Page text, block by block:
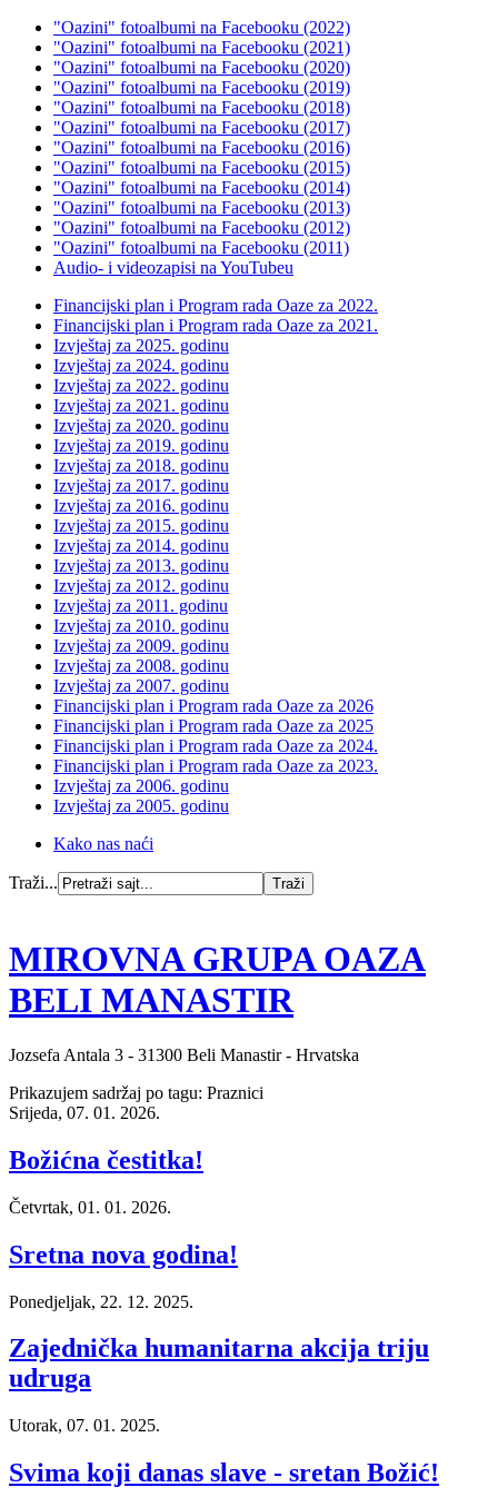
"Oazini" fotoalbumi na Facebooku (2022)
"Oazini" fotoalbumi na Facebooku (2021)
"Oazini" fotoalbumi na Facebooku (2020)
"Oazini" fotoalbumi na Facebooku (2019)
"Oazini" fotoalbumi na Facebooku (2018)
"Oazini" fotoalbumi na Facebooku (2017)
"Oazini" fotoalbumi na Facebooku (2016)
"Oazini" fotoalbumi na Facebooku (2015)
"Oazini" fotoalbumi na Facebooku (2014)
"Oazini" fotoalbumi na Facebooku (2013)
"Oazini" fotoalbumi na Facebooku (2012)
"Oazini" fotoalbumi na Facebooku (2011)
Audio- i videozapisi na YouTubeu
Financijski plan i Program rada Oaze za 2022.
Financijski plan i Program rada Oaze za 2021.
Izvještaj za 2025. godinu
Izvještaj za 2024. godinu
Izvještaj za 2022. godinu
Izvještaj za 2021. godinu
Izvještaj za 2020. godinu
Izvještaj za 2019. godinu
Izvještaj za 2018. godinu
Izvještaj za 2017. godinu
Izvještaj za 2016. godinu
Izvještaj za 2015. godinu
Izvještaj za 2014. godinu
Izvještaj za 2013. godinu
Izvještaj za 2012. godinu
Izvještaj za 2011. godinu
Izvještaj za 2010. godinu
Izvještaj za 2009. godinu
Izvještaj za 2008. godinu
Izvještaj za 2007. godinu
Financijski plan i Program rada Oaze za 2026
Financijski plan i Program rada Oaze za 2025
Financijski plan i Program rada Oaze za 2024.
Financijski plan i Program rada Oaze za 2023.
Izvještaj za 2006. godinu
Izvještaj za 2005. godinu
Kako nas naći
Traži...
MIROVNA GRUPA OAZA
BELI MANASTIR
Jozsefa Antala 3 - 31300 Beli Manastir - Hrvatska
Prikazujem sadržaj po tagu: Praznici
Srijeda, 07. 01. 2026.
Božićna čestitka!
Četvrtak, 01. 01. 2026.
Sretna nova godina!
Ponedjeljak, 22. 12. 2025.
Zajednička humanitarna akcija triju
udruga
Utorak, 07. 01. 2025.
Svima koji danas slave - sretan Božić!